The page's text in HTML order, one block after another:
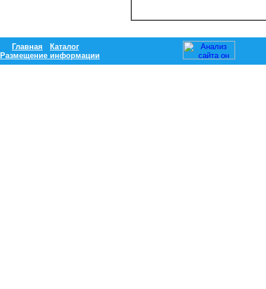
Главная
Каталог
Размещение информации